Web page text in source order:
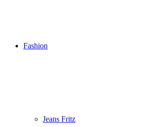
Fashion
Jeans Fritz